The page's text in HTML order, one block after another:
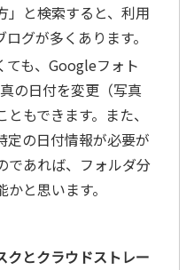
」と検索すると、利用
グが多くあります。
も、Googleフォト
の日付を変更（写真
もできます。また、
定の日付情報が必要が
であれば、フォルダ分
と思います。
クとクラウドストレー